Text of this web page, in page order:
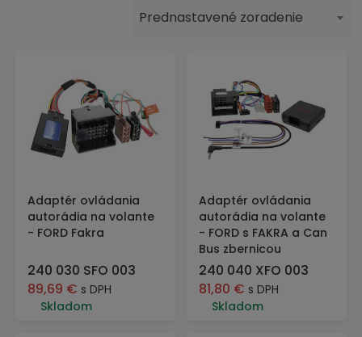
Prednastavené zoradenie
Adaptér ovládania
autorádia na volante
- FORD Fakra
240 030 SFO 003
89,69 € s DPH
Skladom
Adaptér ovládania
autorádia na volante
- FORD s FAKRA a Can
Bus zbernicou
240 040 XFO 003
81,80 € s DPH
Skladom